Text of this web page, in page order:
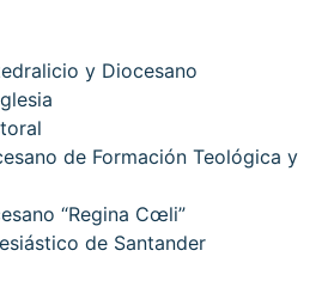
y Diocesano
de Formación Teológica y
“Regina Cœli”
de Santander